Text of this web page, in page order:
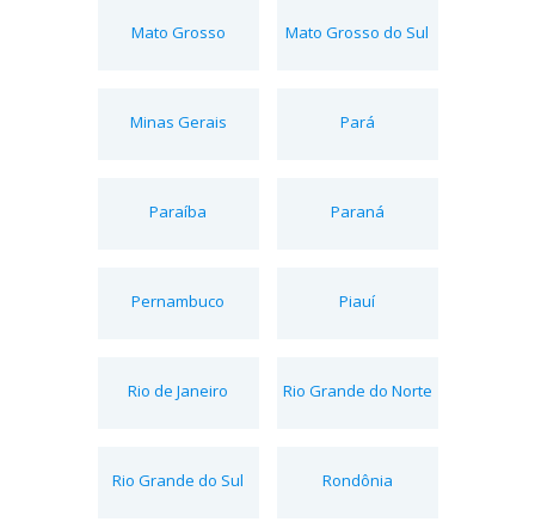
Mato Grosso Mato Grosso do Sul
Minas Gerais Pará
Paraíba Paraná
Pernambuco Piauí
Rio de Janeiro Rio Grande do Norte
Rio Grande do Sul Rondônia